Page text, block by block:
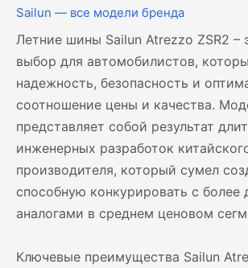
Sailun — все модели бренда
Летние шины Sailun Atrezzo ZSR2 –
выбор для автомобилистов,
надежность, безопасность и
соотношение цены и качества.
представляет собой результат
инженерных разработок
производителя, который сумел
способную конкурировать с более
аналогами в среднем ценовом
Ключевые преимущества Sailun